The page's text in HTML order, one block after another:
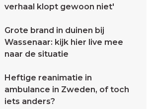
verhaal klopt gewoon niet'
Grote brand in duinen bij
Wassenaar: kijk hier live mee
naar de situatie
Heftige reanimatie in
ambulance in Zweden, of toch
iets anders?